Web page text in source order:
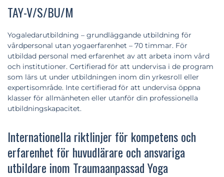
TAY-V/S/BU/M
Yogaledarutbildning – grundläggande utbildning för
vårdpersonal utan yogaerfarenhet – 70 timmar. För
utbildad personal med erfarenhet av att arbeta inom vård
och institutioner. Certifierad för att undervisa i de program
som lärs ut under utbildningen inom din yrkesroll eller
expertisområde. Inte certifierad för att undervisa öppna
klasser för allmänheten eller utanför din professionella
utbildningskapacitet.
Internationella riktlinjer för kompetens och
erfarenhet för huvudlärare och ansvariga
utbildare inom Traumaanpassad Yoga